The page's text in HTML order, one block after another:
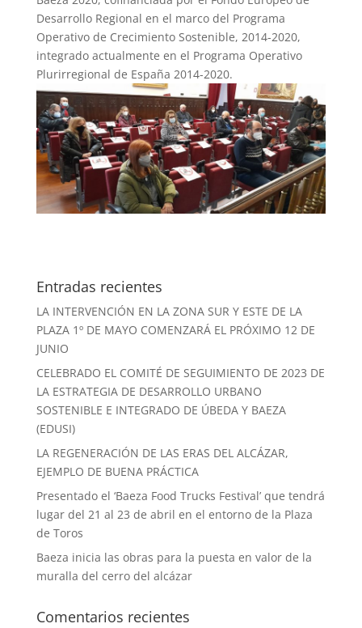
Desarrollo Regional en el marco del Programa
Operativo de Crecimiento Sostenible, 2014-2020,
integrado actualmente en el Programa Operativo
Plurirregional de España 2014-2020.
Entradas recientes
LA INTERVENCIÓN EN LA ZONA SUR Y ESTE DE LA
PLAZA 1º DE MAYO COMENZARÁ EL PRÓXIMO 12 DE
JUNIO
CELEBRADO EL COMITÉ DE SEGUIMIENTO DE 2023 DE
LA ESTRATEGIA DE DESARROLLO URBANO
SOSTENIBLE E INTEGRADO DE ÚBEDA Y BAEZA
(EDUSI)
LA REGENERACIÓN DE LAS ERAS DEL ALCÁZAR,
EJEMPLO DE BUENA PRÁCTICA
Presentado el ‘Baeza Food Trucks Festival’ que tendrá
lugar del 21 al 23 de abril en el entorno de la Plaza
de Toros
Baeza inicia las obras para la puesta en valor de la
muralla del cerro del alcázar
Comentarios recientes